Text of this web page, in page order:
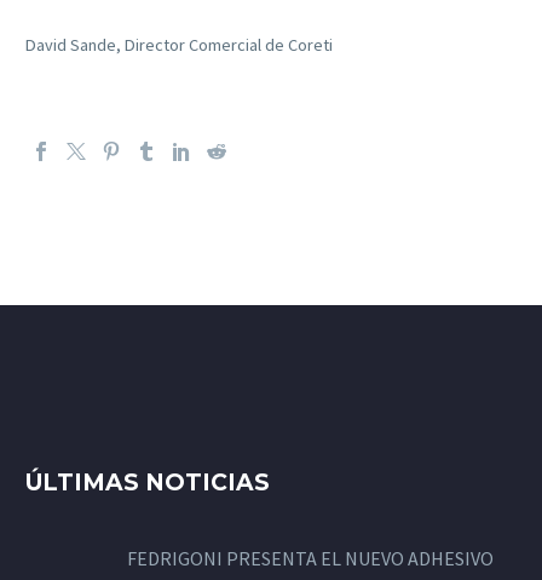
David Sande, Director Comercial de Coreti
ÚLTIMAS NOTICIAS
FEDRIGONI PRESENTA EL NUEVO ADHESIVO